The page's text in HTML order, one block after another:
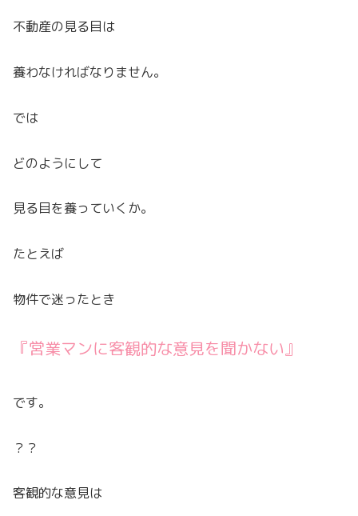
不動産の見る目は
養わなければなりません。
では
どのようにして
見る目を養っていくか。
たとえば
物件で迷ったとき
『営業マンに客観的な意見を聞かない』
です。
？？
客観的な意見は